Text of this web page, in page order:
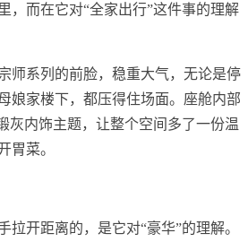
，而在它对“全家出行”这件事的理解
师系列的前脸，稳重大气，无论是停
娘家楼下，都压得住场面。座舱内部
灰内饰主题，让整个空间多了一份温
胃菜。
拉开距离的，是它对“豪华”的理解。